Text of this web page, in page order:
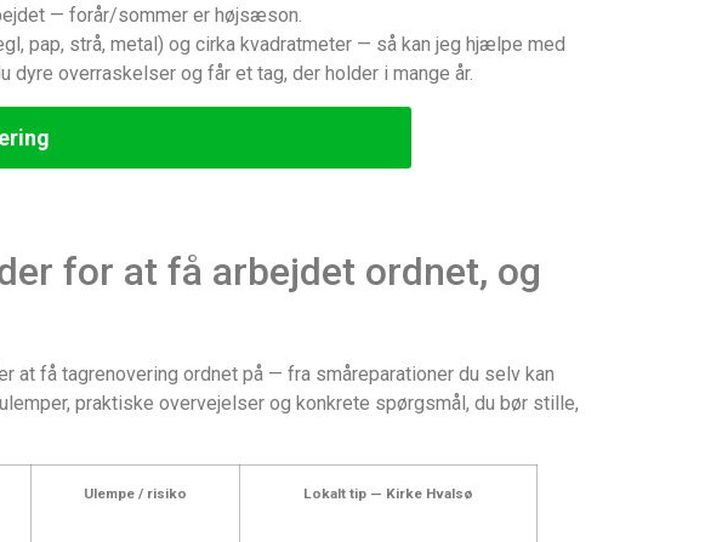
— forår/sommer er højsæson.
pap, strå, metal) og cirka kvadratmeter — så kan jeg hjælpe med
overraskelser og får et tag, der holder i mange år.
for at få arbejdet ordnet, og
at få tagrenovering ordnet på — fra småreparationer du selv kan
praktiske overvejelser og konkrete spørgsmål, du bør stille,
Ulempe / risiko Lokalt tip — Kirke Hvalsø